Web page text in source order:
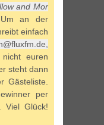
and Mor
an der
einfach
euren
steht dann
Gästeliste.
per
Viel Glück!